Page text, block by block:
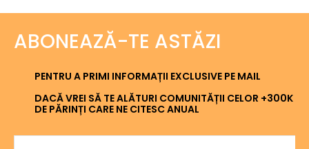
ABONEAZĂ-TE ASTĂZI
PENTRU A PRIMI INFORMAȚII EXCLUSIVE PE MAIL
DACĂ VREI SĂ TE ALĂTURI COMUNITĂȚII CELOR +300K
DE PĂRINȚI CARE NE CITESC ANUAL